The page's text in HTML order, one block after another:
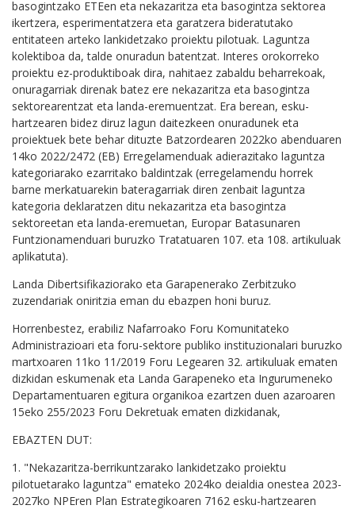
basogintzako ETEen eta nekazaritza eta basogintza sektorea
ikertzera, esperimentatzera eta garatzera bideratutako
entitateen arteko lankidetzako proiektu pilotuak. Laguntza
kolektiboa da, talde onuradun batentzat. Interes orokorreko
proiektu ez-produktiboak dira, nahitaez zabaldu beharrekoak,
onuragarriak direnak batez ere nekazaritza eta basogintza
sektorearentzat eta landa-eremuentzat. Era berean, esku-
hartzearen bidez diruz lagun daitezkeen onuradunek eta
proiektuek bete behar dituzte Batzordearen 2022ko abenduaren
14ko 2022/2472 (EB) Erregelamenduak adierazitako laguntza
kategoriarako ezarritako baldintzak (erregelamendu horrek
barne merkatuarekin bateragarriak diren zenbait laguntza
kategoria deklaratzen ditu nekazaritza eta basogintza
sektoreetan eta landa-eremuetan, Europar Batasunaren
Funtzionamenduari buruzko Tratatuaren 107. eta 108. artikuluak
aplikatuta).
Landa Dibertsifikaziorako eta Garapenerako Zerbitzuko
zuzendariak oniritzia eman du ebazpen honi buruz.
Horrenbestez, erabiliz Nafarroako Foru Komunitateko
Administrazioari eta foru-sektore publiko instituzionalari buruzko
martxoaren 11ko 11/2019 Foru Legearen 32. artikuluak ematen
dizkidan eskumenak eta Landa Garapeneko eta Ingurumeneko
Departamentuaren egitura organikoa ezartzen duen azaroaren
15eko 255/2023 Foru Dekretuak ematen dizkidanak,
EBAZTEN DUT:
1. "Nekazaritza-berrikuntzarako lankidetzako proiektu
pilotuetarako laguntza" emateko 2024ko deialdia onestea 2023-
2027ko NPEren Plan Estrategikoaren 7162 esku-hartzearen